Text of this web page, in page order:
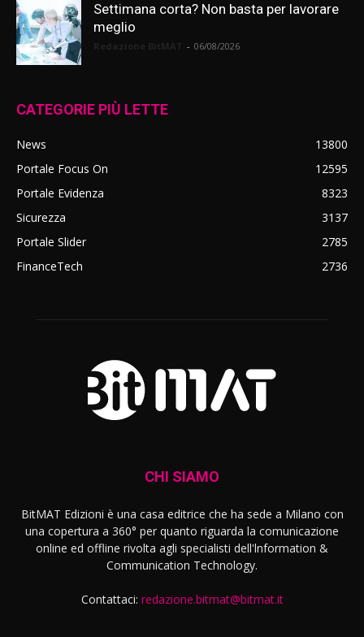
Settimana corta? Non basta per lavorare
meglio
- 06/08/2026
CATEGORIE PIÙ LETTE
News
13800
Portale Focus On
12595
Portale Evidenza
8323
Sicurezza
3137
Portale Slider
2785
FinanceTech
2736
CHI SIAMO
BitMAT Edizioni è una casa editrice che ha sede a Milano con
una copertura a 360° per quanto riguarda la comunicazione
online ed offline rivolta agli specialisti dell'lnformation &
Communication Technology.
Contattaci: redazione.bitmat@bitmat.it